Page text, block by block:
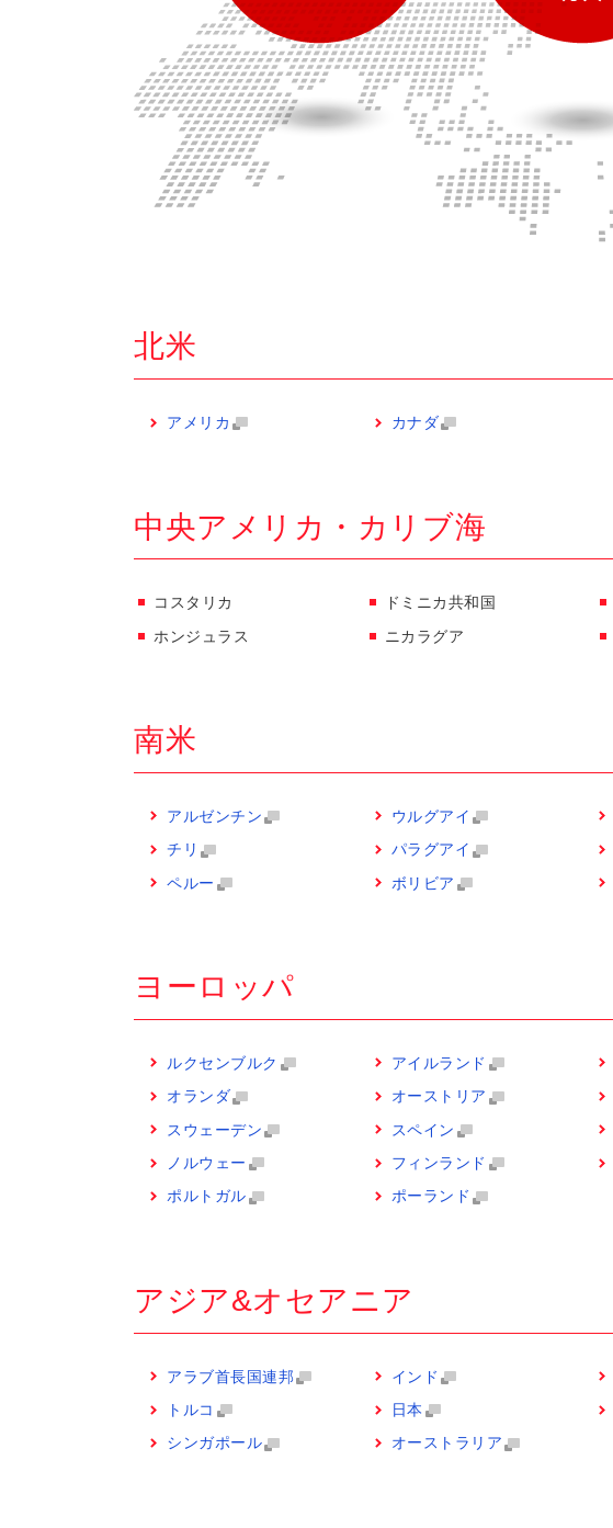
北米
アメリカ カナダ
中央アメリカ・カリブ海
コスタリカ ドミニカ共和国
ホンジュラス
ニカラグア
南米
アルゼンチン ウルグアイ
チリ
パラグアイ
ペルー
ボリビア
ヨーロッパ
ルクセンブルク アイルランド
オランダ
オーストリア
スウェーデン
スペイン
ノルウェー
フィンランド
ポルトガル
ポーランド
アジア&オセアニア
アラブ首長国連邦 インド
トルコ
日本
シンガポール
オーストラリア